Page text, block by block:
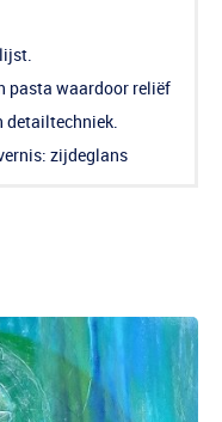
pasta waardoor reliëf
detailtechniek.
zijdeglans